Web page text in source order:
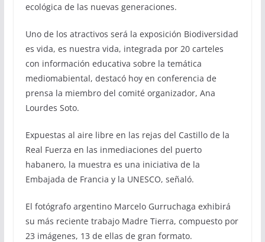
ecológica de las nuevas generaciones.
Uno de los atractivos será la exposición Biodiversidad
es vida, es nuestra vida, integrada por 20 carteles
con información educativa sobre la temática
mediomabiental, destacó hoy en conferencia de
prensa la miembro del comité organizador, Ana
Lourdes Soto.
Expuestas al aire libre en las rejas del Castillo de la
Real Fuerza en las inmediaciones del puerto
habanero, la muestra es una iniciativa de la
Embajada de Francia y la UNESCO, señaló.
El fotógrafo argentino Marcelo Gurruchaga exhibirá
su más reciente trabajo Madre Tierra, compuesto por
23 imágenes, 13 de ellas de gran formato.